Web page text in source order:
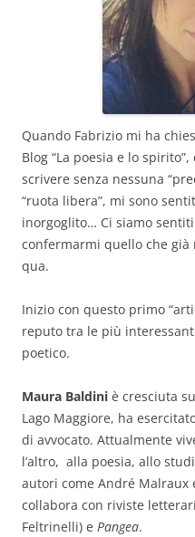
Quando Fabrizio mi ha
Blog “La poesia e lo
scrivere senza nessuna
“ruota libera”, mi sono
inorgoglito… Ci siamo
confermarmi quello che già
qua.
Inizio con questo primo
reputo tra le più
poetico.
Maura Baldini è cresciuta
Lago Maggiore, ha
di avvocato. Attualmente
l’altro, alla poesia, allo
autori come André Malraux
collabora con riviste
Feltrinelli) e Pangea.